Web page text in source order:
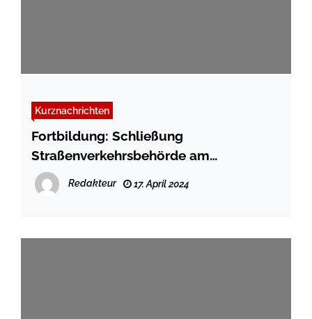
Kurznachrichten
Fortbildung: Schließung
Straßenverkehrsbehörde am
25.04.2024
Redakteur 17. April 2024